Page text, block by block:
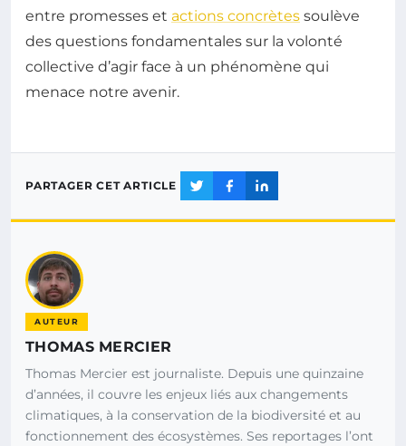
entre promesses et actions concrètes soulève
des questions fondamentales sur la volonté
collective d’agir face à un phénomène qui
menace notre avenir.
PARTAGER CET ARTICLE
AUTEUR
THOMAS MERCIER
Thomas Mercier est journaliste. Depuis une quinzaine
d’années, il couvre les enjeux liés aux changements
climatiques, à la conservation de la biodiversité et au
fonctionnement des écosystèmes. Ses reportages l’ont